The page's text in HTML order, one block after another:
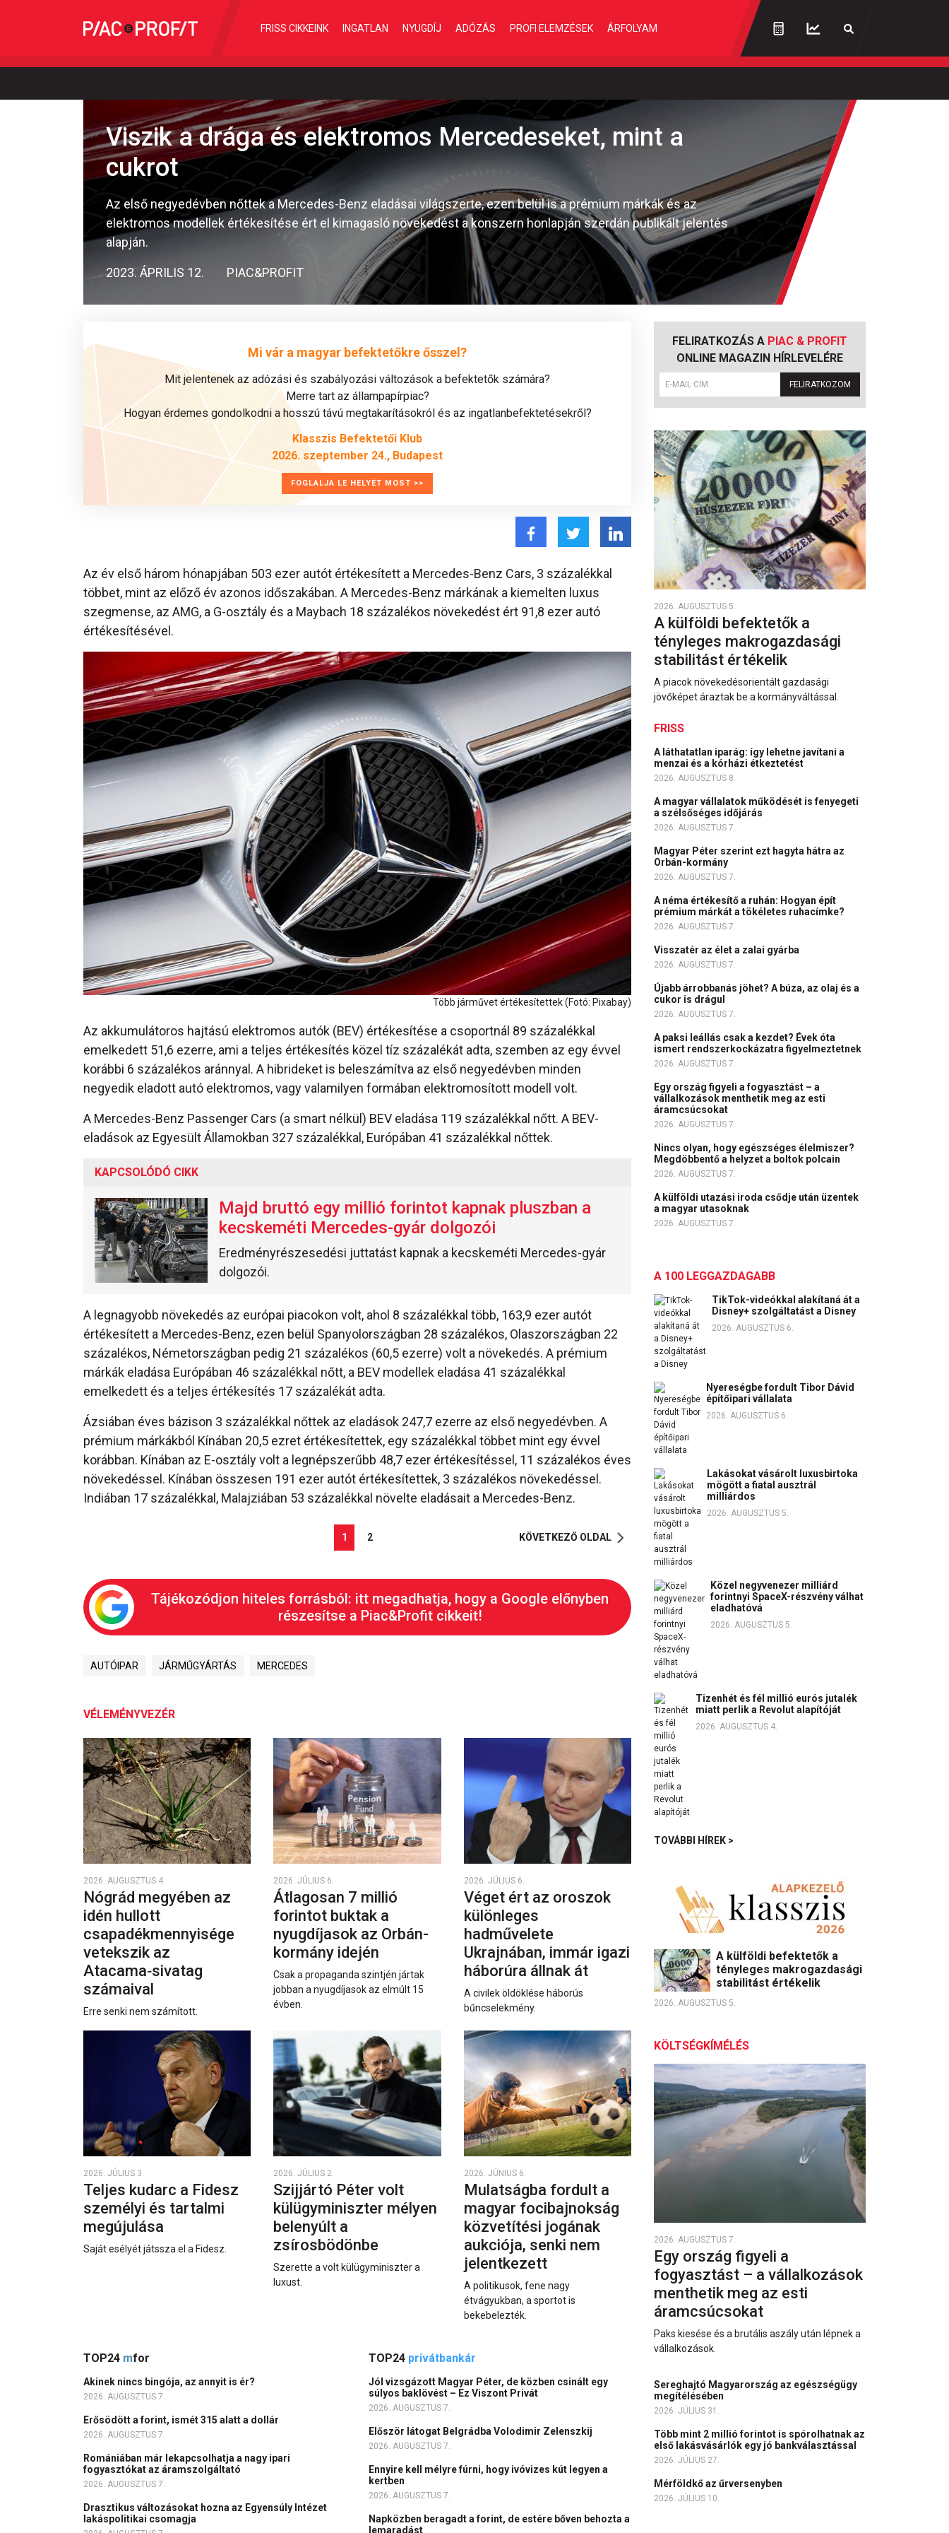
FRISS CIKKEINK INGATLAN NYUGDÍJ ADÓZÁS PROFI ELEMZÉSEK ÁRFOLYAM
Viszik a drága és elektromos Mercedeseket, mint a
cukrot
Az első negyedévben nőttek a Mercedes-Benz eladásai világszerte, ezen belül is a prémium márkák és az
elektromos modellek értékesítése ért el kimagasló növekedést a konszern honlapján szerdán publikált jelentés
alapján.
2023. ÁPRILIS 12. PIAC&PROFIT
Mi vár a magyar befektetőkre ősszel?
Mit jelentenek az adózási és szabályozási változások a befektetők számára?
Merre tart az állampapírpiac?
Hogyan érdemes gondolkodni a hosszú távú megtakarításokról és az ingatlanbefektetésekről?
Klasszis Befektetői Klub
2026. szeptember 24., Budapest
FOGLALJA LE HELYÉT MOST >>
Az év első három hónapjában 503 ezer autót értékesített a Mercedes-Benz Cars, 3 százalékkal
többet, mint az előző év azonos időszakában. A Mercedes-Benz márkának a kiemelten luxus
szegmense, az AMG, a G-osztály és a Maybach 18 százalékos növekedést ért 91,8 ezer autó
értékesítésével.
Több járművet értékesítettek (Fotó: Pixabay)
Az akkumulátoros hajtású elektromos autók (BEV) értékesítése a csoportnál 89 százalékkal
emelkedett 51,6 ezerre, ami a teljes értékesítés közel tíz százalékát adta, szemben az egy évvel
korábbi 6 százalékos aránnyal. A hibrideket is beleszámítva az első negyedévben minden
negyedik eladott autó elektromos, vagy valamilyen formában elektromosított modell volt.
A Mercedes-Benz Passenger Cars (a smart nélkül) BEV eladása 119 százalékkal nőtt. A BEV-
eladások az Egyesült Államokban 327 százalékkal, Európában 41 százalékkal nőttek.
KAPCSOLÓDÓ CIKK
Majd bruttó egy millió forintot kapnak pluszban a
kecskeméti Mercedes-gyár dolgozói
Eredményrészesedési juttatást kapnak a kecskeméti Mercedes-gyár
dolgozói.
A legnagyobb növekedés az európai piacokon volt, ahol 8 százalékkal több, 163,9 ezer autót
értékesített a Mercedes-Benz, ezen belül Spanyolországban 28 százalékos, Olaszországban 22
százalékos, Németországban pedig 21 százalékos (60,5 ezerre) volt a növekedés. A prémium
márkák eladása Európában 46 százalékkal nőtt, a BEV modellek eladása 41 százalékkal
emelkedett és a teljes értékesítés 17 százalékát adta.
Ázsiában éves bázison 3 százalékkal nőttek az eladások 247,7 ezerre az első negyedévben. A
prémium márkákból Kínában 20,5 ezret értékesítettek, egy százalékkal többet mint egy évvel
korábban. Kínában az E-osztály volt a legnépszerűbb 48,7 ezer értékesítéssel, 11 százalékos éves
növekedéssel. Kínában összesen 191 ezer autót értékesítettek, 3 százalékos növekedéssel.
Indiában 17 százalékkal, Malajziában 53 százalékkal növelte eladásait a Mercedes-Benz.
1 2 KÖVETKEZŐ OLDAL
Tájékozódjon hiteles forrásból: itt megadhatja, hogy a Google előnyben
részesítse a Piac&Profit cikkeit!
AUTÓIPAR JÁRMŰGYÁRTÁS MERCEDES
VÉLEMÉNYVEZÉR
2026. AUGUSZTUS 4.
Nógrád megyében az
idén hullott
csapadékmennyisége
vetekszik az
Atacama‑sivatag
számaival
Erre senki nem számított.
2026. JÚLIUS 6.
Átlagosan 7 millió
forintot buktak a
nyugdíjasok az Orbán-
kormány idején
Csak a propaganda szintjén jártak
jobban a nyugdíjasok az elmúlt 15
évben.
2026. JÚLIUS 6.
Véget ért az oroszok
különleges
hadművelete
Ukrajnában, immár igazi
háborúra állnak át
A civilek öldöklése háborús
bűncselekmény.
2026. JÚLIUS 3.
Teljes kudarc a Fidesz
személyi és tartalmi
megújulása
Saját esélyét játssza el a Fidesz.
2026. JÚLIUS 2.
Szijjártó Péter volt
külügyminiszter mélyen
belenyúlt a
zsírosbödönbe
Szerette a volt külügyminiszter a
luxust.
2026. JÚNIUS 6.
Mulatságba fordult a
magyar focibajnokság
közvetítési jogának
aukciója, senki nem
jelentkezett
A politikusok, fene nagy
étvágyukban, a sportot is
bekebelezték.
TOP24 mfor
Akinek nincs bingója, az annyit is ér?
2026. AUGUSZTUS 7.
Erősödött a forint, ismét 315 alatt a dollár
2026. AUGUSZTUS 7.
Romániában már lekapcsolhatja a nagy ipari
fogyasztókat az áramszolgáltató
2026. AUGUSZTUS 7.
Drasztikus változásokat hozna az Egyensúly Intézet
lakáspolitikai csomagja
TOP24 privátbankár
Jól vizsgázott Magyar Péter, de közben csinált egy
súlyos baklövést – Ez Viszont Privát
2026. AUGUSZTUS 7.
Először látogat Belgrádba Volodimir Zelenszkij
2026. AUGUSZTUS 7.
Ennyire kell mélyre fúrni, hogy ivóvizes kút legyen a
kertben
2026. AUGUSZTUS 7.
Napközben beragadt a forint, de estére bőven behozta a
lemaradást
FELIRATKOZÁS A PIAC & PROFIT
ONLINE MAGAZIN HÍRLEVELÉRE
FELIRATKOZOM
2026. AUGUSZTUS 5.
A külföldi befektetők a
tényleges makrogazdasági
stabilitást értékelik
A piacok növekedésorientált gazdasági
jövőképet áraztak be a kormányváltással.
FRISS
A láthatatlan iparág: így lehetne javítani a
menzai és a kórházi étkeztetést
2026. AUGUSZTUS 8.
A magyar vállalatok működését is fenyegeti
a szélsőséges időjárás
2026. AUGUSZTUS 7.
Magyar Péter szerint ezt hagyta hátra az
Orbán-kormány
2026. AUGUSZTUS 7.
A néma értékesítő a ruhán: Hogyan épít
prémium márkát a tökéletes ruhacímke?
2026. AUGUSZTUS 7.
Visszatér az élet a zalai gyárba
2026. AUGUSZTUS 7.
Újabb árrobbanás jöhet? A búza, az olaj és a
cukor is drágul
2026. AUGUSZTUS 7.
A paksi leállás csak a kezdet? Évek óta
ismert rendszerkockázatra figyelmeztetnek
2026. AUGUSZTUS 7.
Egy ország figyeli a fogyasztást – a
vállalkozások menthetik meg az esti
áramcsúcsokat
2026. AUGUSZTUS 7.
Nincs olyan, hogy egészséges élelmiszer?
Megdöbbentő a helyzet a boltok polcain
2026. AUGUSZTUS 7.
A külföldi utazási iroda csődje után üzentek
a magyar utasoknak
2026. AUGUSZTUS 7.
A 100 LEGGAZDAGABB
TikTok-videókkal alakítaná át a
Disney+ szolgáltatást a Disney
2026. AUGUSZTUS 6.
Nyereségbe fordult Tibor Dávid
építőipari vállalata
2026. AUGUSZTUS 6.
Lakásokat vásárolt luxusbirtoka
mögött a fiatal ausztrál
milliárdos
2026. AUGUSZTUS 5.
Közel negyvenezer milliárd
forintnyi SpaceX-részvény válhat
eladhatóvá
2026. AUGUSZTUS 5.
Tizenhét és fél millió eurós jutalék
miatt perlik a Revolut alapítóját
2026. AUGUSZTUS 4.
TOVÁBBI HÍREK >
A külföldi befektetők a
tényleges makrogazdasági
stabilitást értékelik
2026. AUGUSZTUS 5.
KÖLTSÉGKÍMÉLÉS
2026. AUGUSZTUS 7.
Egy ország figyeli a
fogyasztást – a vállalkozások
menthetik meg az esti
áramcsúcsokat
Paks kiesése és a brutális aszály után lépnek a
vállalkozások.
Sereghajtó Magyarország az egészségügy
megítélésében
2026. JÚLIUS 31.
Több mint 2 millió forintot is spórolhatnak az
első lakásvásárlók egy jó bankválasztással
2026. JÚLIUS 27.
Mérföldkő az űrversenyben
2026. JÚLIUS 10.